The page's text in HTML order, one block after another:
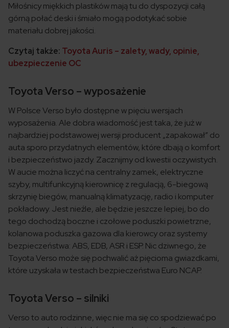
Miłośnicy miękkich plastików mają tu do dyspozycji całą
górną połać deski i śmiało mogą podotykać sobie
materiału dobrej jakości.
Czytaj także: Toyota Auris – zalety, wady, opinie,
ubezpieczenie OC
Toyota Verso – wyposażenie
W Polsce Verso było dostępne w pięciu wersjach
wyposażenia. Ale dobra wiadomość jest taka, że już w
najbardziej podstawowej wersji producent „zapakował” do
auta sporo przydatnych elementów, które dbają o komfort
i bezpieczeństwo jazdy. Zacznijmy od kwestii oczywistych.
W aucie można liczyć na centralny zamek, elektryczne
szyby, multifunkcyjną kierownicę z regulacją, 6-biegową
skrzynię biegów, manualną klimatyzację, radio i komputer
pokładowy. Jest nieźle, ale będzie jeszcze lepiej, bo do
tego dochodzą boczne i czołowe poduszki powietrzne,
kolanowa poduszka gazowa dla kierowcy oraz systemy
bezpieczeństwa: ABS, EDB, ASR i ESP. Nic dziwnego, że
Toyota Verso może się pochwalić aż pięcioma gwiazdkami,
które uzyskała w testach bezpieczeństwa Euro NCAP.
Toyota Verso – silniki
Verso to auto rodzinne, więc nie ma się co spodziewać po